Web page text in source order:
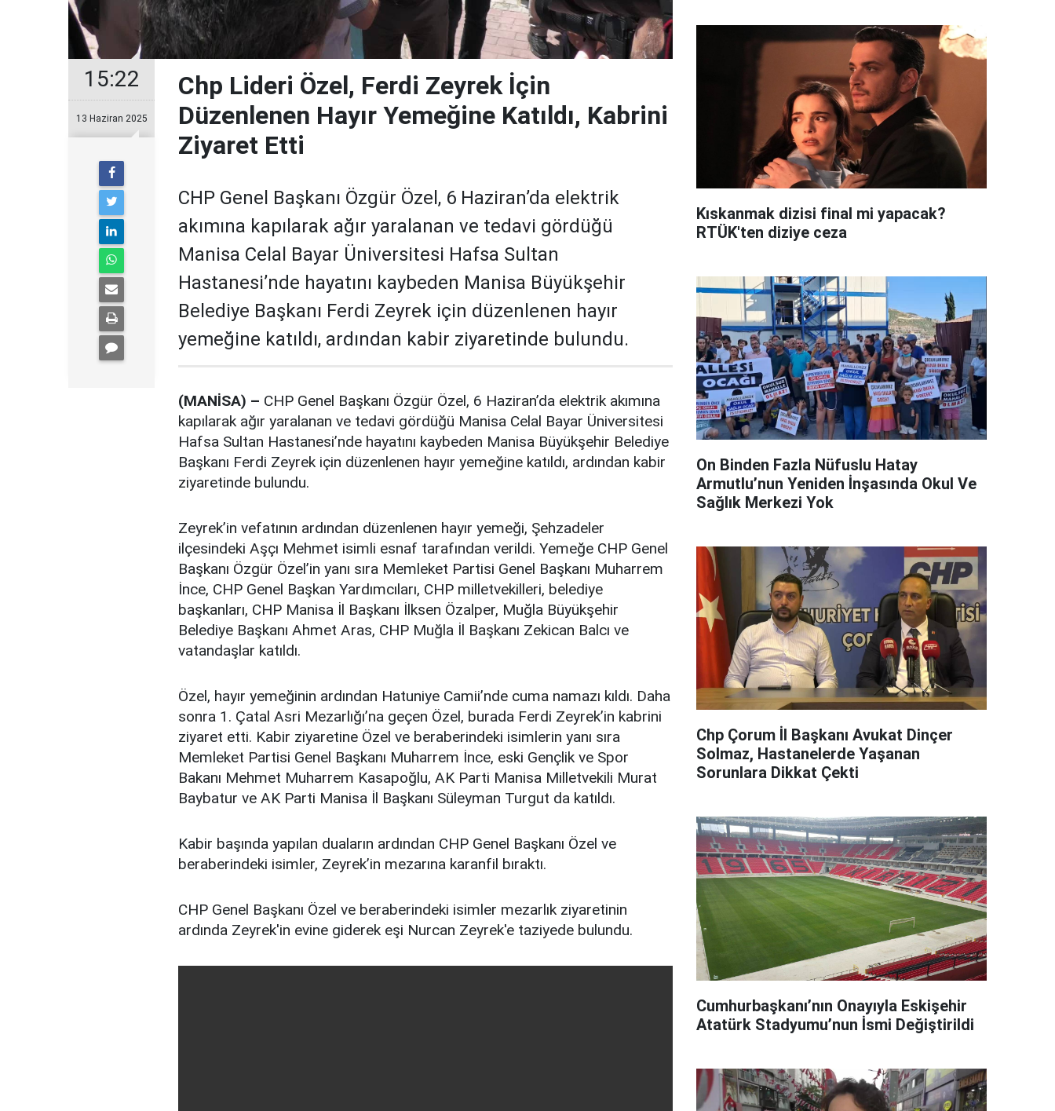
15:22
13 Haziran 2025
Chp Lideri Özel, Ferdi Zeyrek İçin
Düzenlenen Hayır Yemeğine Katıldı, Kabrini
Ziyaret Etti
CHP Genel Başkanı Özgür Özel, 6 Haziran’da elektrik
akımına kapılarak ağır yaralanan ve tedavi gördüğü
Manisa Celal Bayar Üniversitesi Hafsa Sultan
Hastanesi’nde hayatını kaybeden Manisa Büyükşehir
Belediye Başkanı Ferdi Zeyrek için düzenlenen hayır
yemeğine katıldı, ardından kabir ziyaretinde bulundu.
(MANİSA) – CHP Genel Başkanı Özgür Özel, 6 Haziran’da elektrik akımına
kapılarak ağır yaralanan ve tedavi gördüğü Manisa Celal Bayar Üniversitesi
Hafsa Sultan Hastanesi’nde hayatını kaybeden Manisa Büyükşehir Belediye
Başkanı Ferdi Zeyrek için düzenlenen hayır yemeğine katıldı, ardından kabir
ziyaretinde bulundu.
Zeyrek’in vefatının ardından düzenlenen hayır yemeği, Şehzadeler
ilçesindeki Aşçı Mehmet isimli esnaf tarafından verildi. Yemeğe CHP Genel
Başkanı Özgür Özel’in yanı sıra Memleket Partisi Genel Başkanı Muharrem
İnce, CHP Genel Başkan Yardımcıları, CHP milletvekilleri, belediye
başkanları, CHP Manisa İl Başkanı İlksen Özalper, Muğla Büyükşehir
Belediye Başkanı Ahmet Aras, CHP Muğla İl Başkanı Zekican Balcı ve
vatandaşlar katıldı.
Özel, hayır yemeğinin ardından Hatuniye Camii’nde cuma namazı kıldı. Daha
sonra 1. Çatal Asri Mezarlığı’na geçen Özel, burada Ferdi Zeyrek’in kabrini
ziyaret etti. Kabir ziyaretine Özel ve beraberindeki isimlerin yanı sıra
Memleket Partisi Genel Başkanı Muharrem İnce, eski Gençlik ve Spor
Bakanı Mehmet Muharrem Kasapoğlu, AK Parti Manisa Milletvekili Murat
Baybatur ve AK Parti Manisa İl Başkanı Süleyman Turgut da katıldı.
Kabir başında yapılan duaların ardından CHP Genel Başkanı Özel ve
beraberindeki isimler, Zeyrek’in mezarına karanfil bıraktı.
CHP Genel Başkanı Özel ve beraberindeki isimler mezarlık ziyaretinin
ardında Zeyrek'in evine giderek eşi Nurcan Zeyrek'e taziyede bulundu.
Kıskanmak dizisi final mi yapacak?
RTÜK'ten diziye ceza
On Binden Fazla Nüfuslu Hatay
Armutlu’nun Yeniden İnşasında Okul Ve
Sağlık Merkezi Yok
Chp Çorum İl Başkanı Avukat Dinçer
Solmaz, Hastanelerde Yaşanan
Sorunlara Dikkat Çekti
Cumhurbaşkanı’nın Onayıyla Eskişehir
Atatürk Stadyumu’nun İsmi Değiştirildi